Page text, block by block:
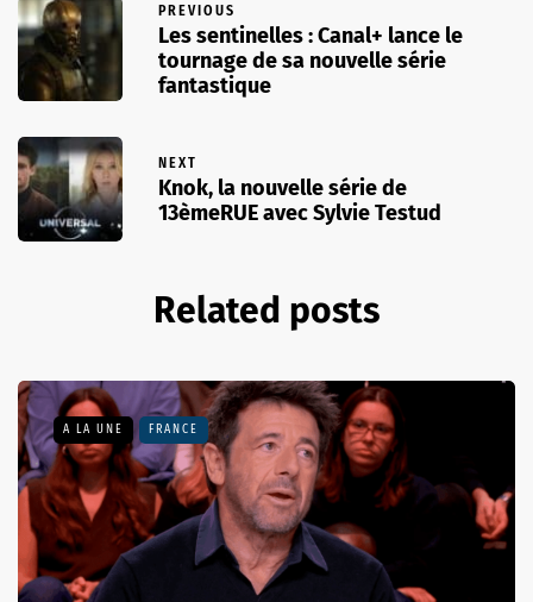
PREVIOUS
Les sentinelles : Canal+ lance le
tournage de sa nouvelle série
fantastique
NEXT
Knok, la nouvelle série de
13èmeRUE avec Sylvie Testud
Related posts
A LA UNE FRANCE